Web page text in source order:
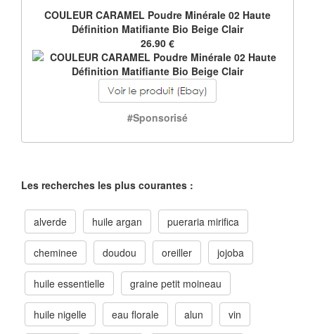
COULEUR CARAMEL Poudre Minérale 02 Haute
Définition Matifiante Bio Beige Clair
26.90 €
#Sponsorisé
Les recherches les plus courantes :
alverde huile argan pueraria mirifica
cheminee doudou oreiller jojoba
huile essentielle graine petit moineau
huile nigelle eau florale alun vin